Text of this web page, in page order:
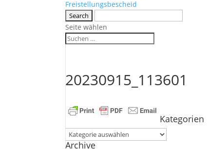
Freistellungsbescheid
Seite wählen
20230915_113601
Kategorien
Kategorien
Archive